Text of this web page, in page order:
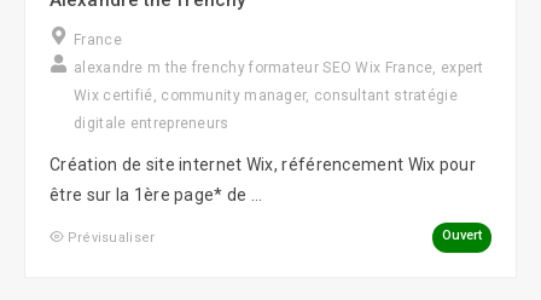
France
alexandre m the frenchy formateur SEO Wix France, expert
Wix certifié, community manager, consultant stratégie
digitale entrepreneurs
Création de site internet Wix, référencement Wix pour
être sur la 1ère page* de ...
Prévisualiser Ouvert